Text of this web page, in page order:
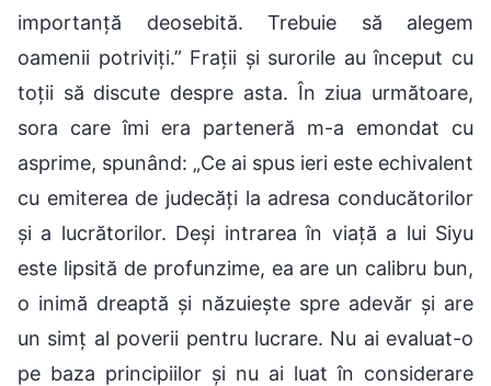
importanță deosebită. Trebuie să alegem
oamenii potriviți.” Frații și surorile au început cu
toții să discute despre asta. În ziua următoare,
sora care îmi era parteneră m-a emondat cu
asprime, spunând: „Ce ai spus ieri este echivalent
cu emiterea de judecăți la adresa conducătorilor
și a lucrătorilor. Deși intrarea în viață a lui Siyu
este lipsită de profunzime, ea are un calibru bun,
o inimă dreaptă și năzuiește spre adevăr și are
un simț al poverii pentru lucrare. Nu ai evaluat-o
pe baza principiilor și nu ai luat în considerare